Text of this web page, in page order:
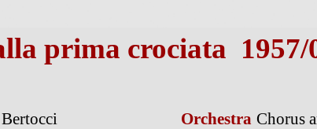
prima crociata 1957/
Orchestra Chorus